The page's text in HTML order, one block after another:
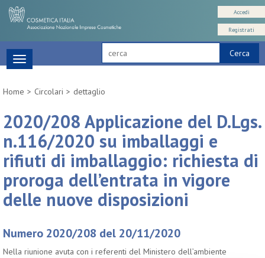
Cerca
Accedi
Registrati
Toggle
navigation
Home
Circolari dettaglio
2020/208 Applicazione del D.Lgs.
n.116/2020 su imballaggi e
rifiuti di imballaggio: richiesta di
proroga dell’entrata in vigore
delle nuove disposizioni
Numero 2020/208 del 20/11/2020
Nella riunione avuta con i referenti del Ministero dell’ambiente